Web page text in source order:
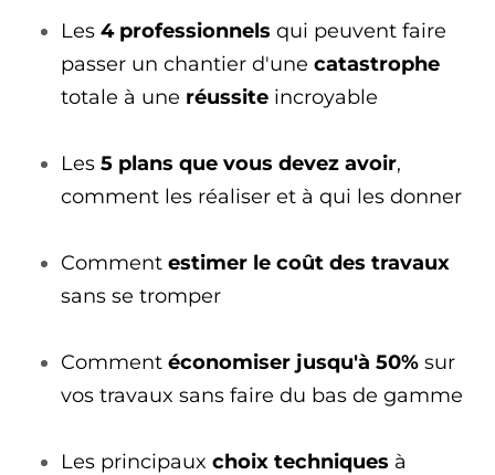
Les 4 professionnels qui peuvent faire
passer un chantier d'une catastrophe
totale à une réussite incroyable
Les 5 plans que vous devez avoir,
comment les réaliser et à qui les donner
Comment estimer le coût des travaux
sans se tromper
Comment économiser jusqu'à 50% sur
vos travaux sans faire du bas de gamme
Les principaux choix techniques à